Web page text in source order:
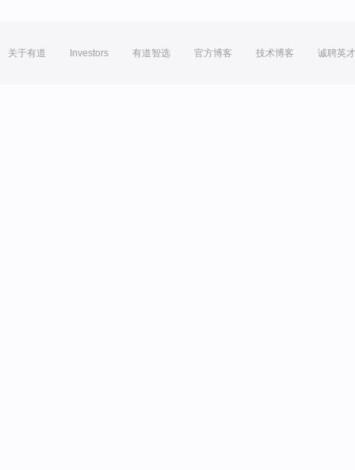
关于有道 Investors 有道智选 官方博客 技术博客 诚聘英才